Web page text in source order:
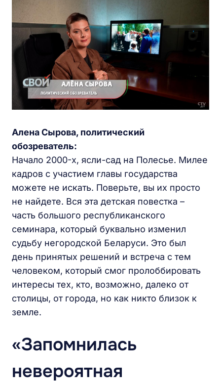
Алена Сырова, политический
обозреватель:
Начало 2000-х, ясли-сад на Полесье. Милее
кадров с участием главы государства
можете не искать. Поверьте, вы их просто
не найдете. Вся эта детская повестка –
часть большого республиканского
семинара, который буквально изменил
судьбу негородской Беларуси. Это был
день принятых решений и встреча с тем
человеком, который смог пролоббировать
интересы тех, кто, возможно, далеко от
столицы, от города, но как никто близок к
земле.
«Запомнилась
невероятная